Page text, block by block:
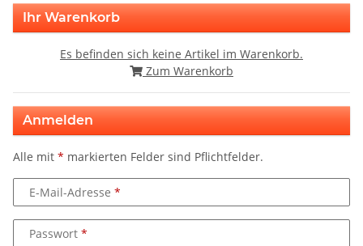
Ihr Warenkorb
Es befinden sich keine Artikel im Warenkorb.
Zum Warenkorb
Anmelden
Alle mit * markierten Felder sind Pflichtfelder.
E-Mail-Adresse
Passwort